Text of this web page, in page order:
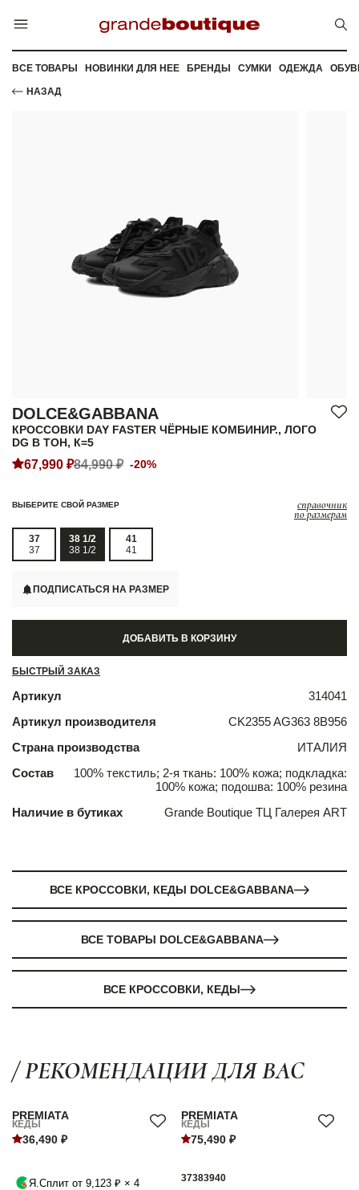
ВСЕ ТОВАРЫ НОВИНКИ ДЛЯ НЕЕ БРЕНДЫ СУМКИ ОДЕЖДА
НАЗАД
DOLCE&GABBANA
КРОССОВКИ DAY FASTER ЧЁРНЫЕ КОМБИНИР., ЛОГО
DG В ТОН, К=5
67,990 ₽84,990 ₽ -20%
ВЫБЕРИТЕ СВОЙ РАЗМЕР справочник
по размерам
37
37
38 1/2
38 1/2
41
41
ПОДПИСАТЬСЯ НА РАЗМЕР
ДОБАВИТЬ В КОРЗИНУ
БЫСТРЫЙ ЗАКАЗ
Артикул
314041
Артикул производителя
CK2355 AG363 8B956
Страна производства
ИТАЛИЯ
Состав
100% текстиль; 2-я ткань: 100% кожа; подкладка:
100% кожа; подошва: 100% резина
Наличие в бутиках
Grande Boutique ТЦ Галерея ART
ВСЕ КРОССОВКИ, КЕДЫ DOLCE&GABBANA
ВСЕ ТОВАРЫ DOLCE&GABBANA
ВСЕ КРОССОВКИ, КЕДЫ
/ РЕКОМЕНДАЦИИ ДЛЯ ВАС
PREMIATA
КЕДЫ
36,490 ₽
Я.Сплит от 9,123 ₽ × 4
PREMIATA
КЕДЫ
75,490 ₽
37383940